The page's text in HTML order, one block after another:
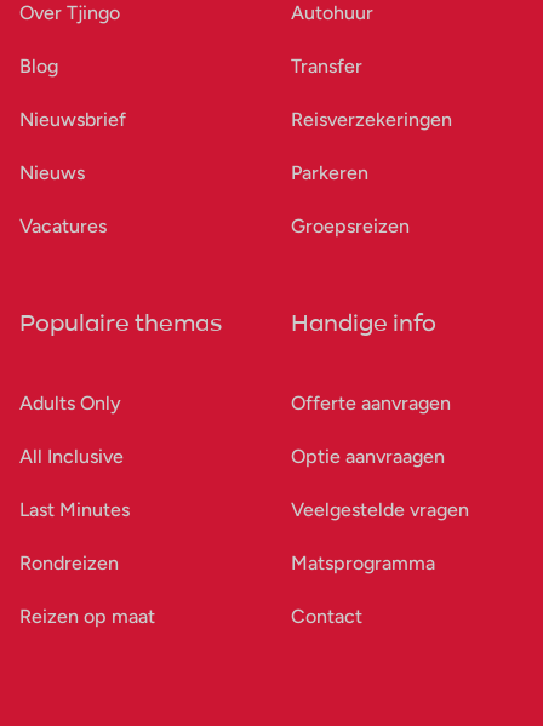
Over Tjingo
Blog
Nieuwsbrief
Nieuws
Vacatures
Autohuur
Transfer
Reisverzekeringen
Parkeren
Groepsreizen
Populaire themas
Adults Only
All Inclusive
Last Minutes
Rondreizen
Reizen op maat
Handige info
Offerte aanvragen
Optie aanvraagen
Veelgestelde vragen
Matsprogramma
Contact